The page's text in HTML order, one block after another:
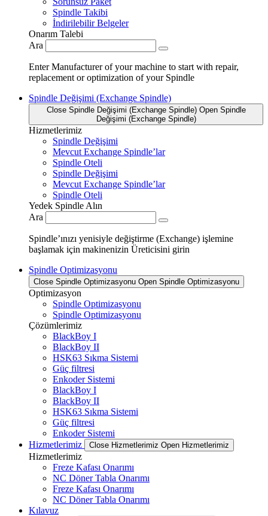
Spindle Takibi
İndirilebilir Belgeler
Onarım Talebi
Ara
Enter Manufacturer of your machine to start with repair,
replacement or optimization of your Spindle
Spindle Değişimi (Exchange Spindle)
Close Spindle Değişimi (Exchange Spindle) Open Spindle
Değişimi (Exchange Spindle)
Hizmetlerimiz
Spindle Değişimi
Mevcut Exchange Spindle’lar
Spindle Oteli
Spindle Değişimi
Mevcut Exchange Spindle’lar
Spindle Oteli
Yedek Spindle Alın
Ara
Spindle’ınızı yenisiyle değiştirme (Exchange) işlemine
başlamak için makinenizin Üreticisini girin
Spindle Optimizasyonu
Close Spindle Optimizasyonu Open Spindle Optimizasyonu
Optimizasyon
Spindle Optimizasyonu
Spindle Optimizasyonu
Çözümlerimiz
BlackBoy I
BlackBoy II
HSK63 Sıkma Sistemi
Güç filtresi
Enkoder Sistemi
BlackBoy I
BlackBoy II
HSK63 Sıkma Sistemi
Güç filtresi
Enkoder Sistemi
Hizmetlerimiz
Close Hizmetlerimiz Open Hizmetlerimiz
Hizmetlerimiz
Freze Kafası Onarımı
NC Döner Tabla Onarımı
Freze Kafası Onarımı
NC Döner Tabla Onarımı
Kılavuz